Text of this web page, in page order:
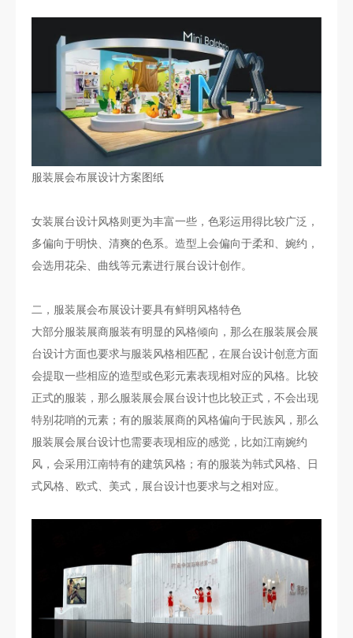
服装展会布展设计方案图纸
女装展台设计风格则更为丰富一些，色彩运用得比较广泛，
多偏向于明快、清爽的色系。造型上会偏向于柔和、婉约，
会选用花朵、曲线等元素进行展台设计创作。
二，服装展会布展设计要具有鲜明风格特色
大部分服装展商服装有明显的风格倾向，那么在服装展会展
台设计方面也要求与服装风格相匹配，在展台设计创意方面
会提取一些相应的造型或色彩元素表现相对应的风格。比较
正式的服装，那么服装展会展台设计也比较正式，不会出现
特别花哨的元素；有的服装展商的风格偏向于民族风，那么
服装展会展台设计也需要表现相应的感觉，比如江南婉约
风，会采用江南特有的建筑风格；有的服装为韩式风格、日
式风格、欧式、美式，展台设计也要求与之相对应。